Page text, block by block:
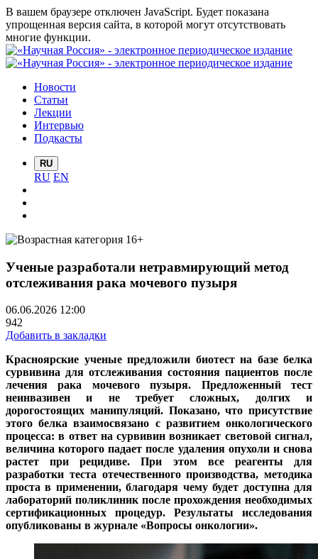
В вашем браузере отключен JavaScript. Будет показана
упрощенная версия сайта, в которой могут отсутствовать
многие функции.
Новости
Статьи
Лекции
Интервью
Подкасты
RU
RU EN
Ученые разработали нетравмирующий метод
отслеживания рака мочевого пузыря
06.06.2026 12:00
942
Добавить в закладки
Красноярские ученые предложили биотест на базе белка
сурвивина для отслеживания состояния пациентов после
лечения рака мочевого пузыря. Предложенный тест
неинвазивен и не требует сложных, долгих и
дорогостоящих манипуляций. Показано, что присутствие
этого белка взаимосвязано с развитием онкологического
процесса: в ответ на сурвивин возникает световой сигнал,
величина которого падает после удаления опухоли и снова
растет при рецидиве. При этом все реагенты для
разработки теста отечественного производства, методика
проста в применении, благодаря чему будет доступна для
лабораторий поликлиник после прохождения необходимых
сертификационных процедур. Результаты исследования
опубликованы в журнале «Вопросы онкологии».